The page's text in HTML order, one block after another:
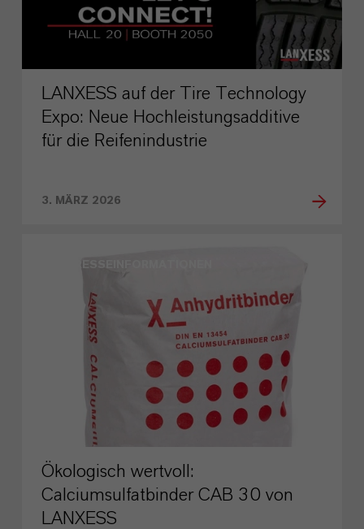
LANXESS auf der Tire Technology
Expo: Neue Hochleistungsadditive
für die Reifenindustrie
3. MÄRZ 2026
Ökologisch wertvoll:
Calciumsulfatbinder CAB 30 von
LANXESS